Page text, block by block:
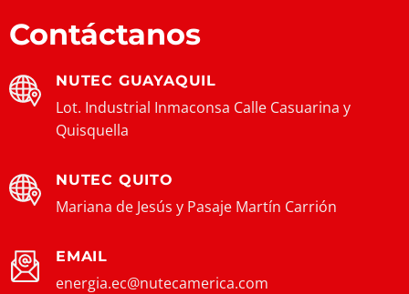
Contáctanos
NUTEC GUAYAQUIL
Lot. Industrial Inmaconsa Calle Casuarina y
Quisquella
NUTEC QUITO
Mariana de Jesús y Pasaje Martín Carrión
EMAIL
energia.ec@nutecamerica.com